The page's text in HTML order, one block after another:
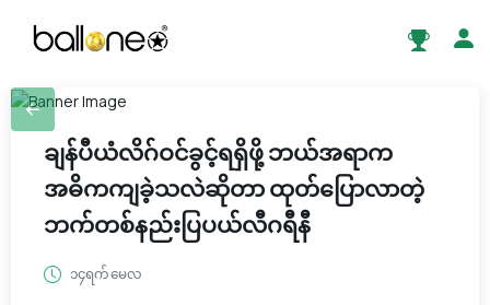
ချန်ပီယံလိဂ်ဝင်ခွင့်ရရှိဖို့ ဘယ်အရာက
အဓိကကျခဲ့သလဲဆိုတာ ထုတ်ပြောလာတဲ့
ဘက်တစ်နည်းပြပယ်လီဂရီနီ
၁၄ရက် မေလ